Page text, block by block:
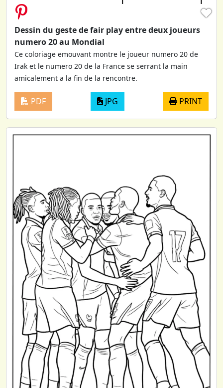
♥
Dessin du geste de fair play entre deux joueurs
numero 20 au Mondial
Ce coloriage emouvant montre le joueur numero 20 de
Irak et le numero 20 de la France se serrant la main
amicalement a la fin de la rencontre.
PDF JPG PRINT